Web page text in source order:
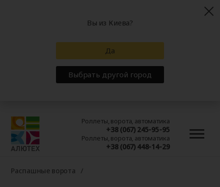
Роллеты, ворота, автоматика
+38 (067) 245-95-95
Роллеты, ворота, автоматика
+38 (067) 448-14-29
Распашные ворота
Вы из Киева?
Да
Выбрать другой город